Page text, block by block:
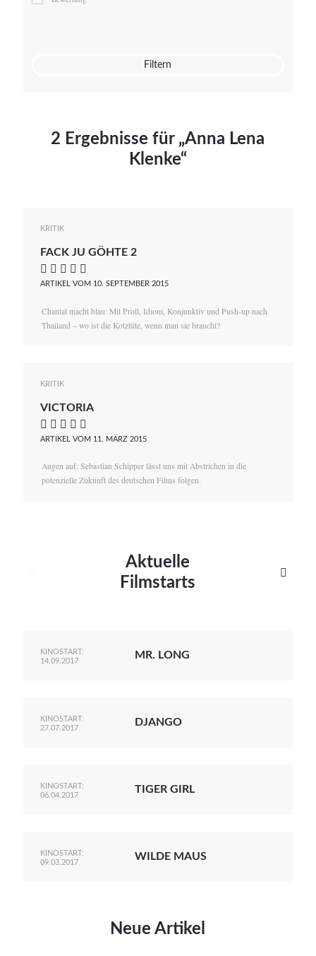
Mato von Vogelstein
Filtern
2 Ergebnisse für „Anna Lena
Klenke“
KRITIK
FACK JU GÖHTE 2
    
ARTIKEL VOM 10. SEPTEMBER 2015
Chantal macht blau: Mit Proll, Idiom, Konjunktiv und Push-up nach
Thailand – wo ist die Kotztüte, wenn man sie braucht?
KRITIK
VICTORIA
    
ARTIKEL VOM 11. MÄRZ 2015
Augen auf: Sebastian Schipper lässt uns mit Abstrichen in die
potenzielle Zukunft des deutschen Films folgen.
Aktuelle
Filmstarts

KINOSTART:
14.09.2017
MR. LONG
KINOSTART:
27.07.2017
DJANGO
KINOSTART:
06.04.2017
TIGER GIRL
KINOSTART:
09.03.2017
WILDE MAUS
Neue Artikel